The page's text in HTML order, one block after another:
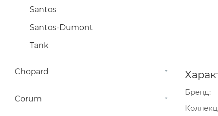
Бренд
Santos
Santos-Dumont
Tank
Chopard
Corum